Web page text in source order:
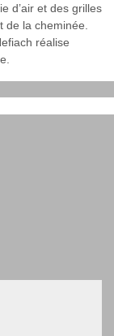
d’air et des grilles
de la cheminée.
réalise